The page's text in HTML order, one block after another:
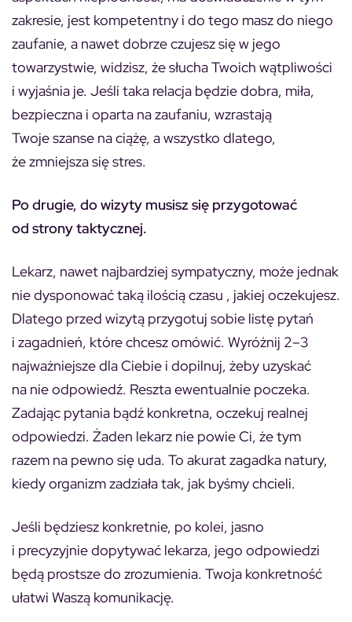
zakresie, jest kompetentny i do tego masz do niego
zaufanie, a nawet dobrze czujesz się w jego
towarzystwie, widzisz, że słucha Twoich wątpliwości
i wyjaśnia je. Jeśli taka relacja będzie dobra, miła,
bezpieczna i oparta na zaufaniu, wzrastają
Twoje szanse na ciążę, a wszystko dlatego,
że zmniejsza się stres.
Po drugie, do wizyty musisz się przygotować
od strony taktycznej.
Lekarz, nawet najbardziej sympatyczny, może jednak
nie dysponować taką ilością czasu , jakiej oczekujesz.
Dlatego przed wizytą przygotuj sobie listę pytań
i zagadnień, które chcesz omówić. Wyróżnij 2–3
najważniejsze dla Ciebie i dopilnuj, żeby uzyskać
na nie odpowiedź. Reszta ewentualnie poczeka.
Zadając pytania bądź konkretna, oczekuj realnej
odpowiedzi. Żaden lekarz nie powie Ci, że tym
razem na pewno się uda. To akurat zagadka natury,
kiedy organizm zadziała tak, jak byśmy chcieli.
Jeśli będziesz konkretnie, po kolei, jasno
i precyzyjnie dopytywać lekarza, jego odpowiedzi
będą prostsze do zrozumienia. Twoja konkretność
ułatwi Waszą komunikację.